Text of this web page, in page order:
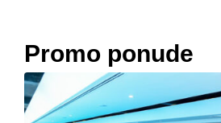
Promo ponude